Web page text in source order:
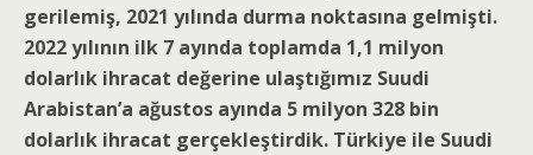
gerilemiş, 2021 yılında durma noktasına gelmişti.
2022 yılının ilk 7 ayında toplamda 1,1 milyon
dolarlık ihracat değerine ulaştığımız Suudi
Arabistan’a ağustos ayında 5 milyon 328 bin
dolarlık ihracat gerçekleştirdik. Türkiye ile Suudi